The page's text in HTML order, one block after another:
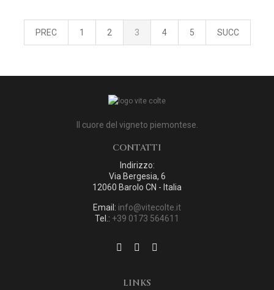
PREC 1 2 3 4 5 SUCC
Il cuore del vigneto piemontese.
CONTATTI
Indirizzo:
Via Bergesia, 6
12060 Barolo CN - Italia
Email: info@vitecolte.it
Tel.: +39 0173 564611
LINKS